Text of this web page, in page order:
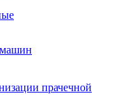
прачечной